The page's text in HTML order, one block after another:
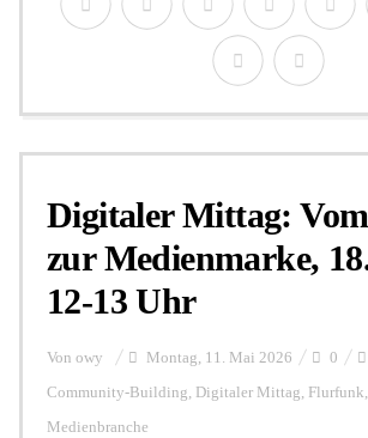
Digitaler Mittag:
zur Medienmarke,
12-13 Uhr
Von owy Montag, 11. Mai 2026 0
Community-Building, Digitaler Mittag, Flurfunk,
Medienbranche